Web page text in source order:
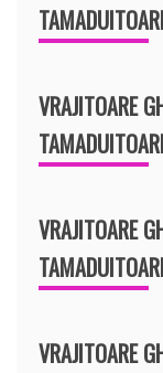
VRAJITOARE
VRAJITOARE
VRAJITOARE